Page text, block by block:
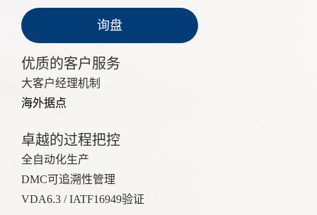
询盘
优质的客户服务
大客户经理机制
海外据点
卓越的过程把控
全自动化生产
DMC可追溯性管理
VDA6.3 / IATF16949验证